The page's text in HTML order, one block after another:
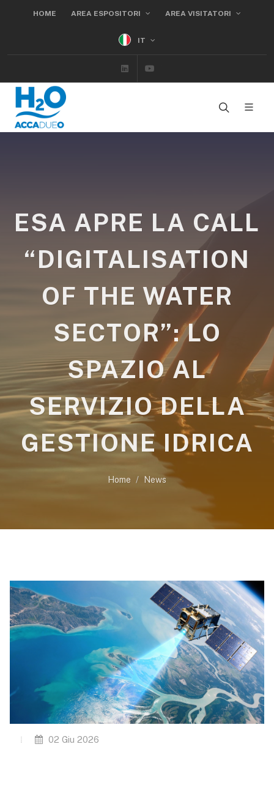
HOME AREA ESPOSITORI AREA VISITATORI
IT
Linkedin
ESA APRE LA CALL
“DIGITALISATION
OF THE WATER
SECTOR”: LO
SPAZIO AL
SERVIZIO DELLA
GESTIONE IDRICA
Home News
02 Giu 2026